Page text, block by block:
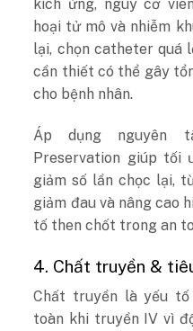
kích ứng, nguy cơ
hoại tử mô và nhiễm
lại, chọn catheter quá
cần thiết có thể gây
cho bệnh nhân.
Áp dụng nguyên
Preservation giúp tối
giảm số lần chọc lại,
giảm đau và nâng cao
tố then chốt trong an
4. Chất truyền &
Chất truyền là yếu
toàn khi truyền IV vì